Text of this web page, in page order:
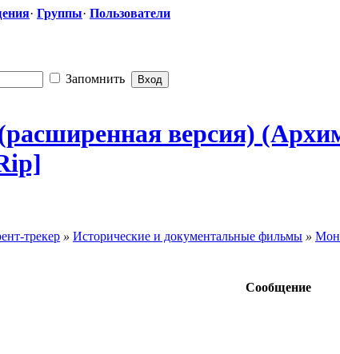
· Группы· Пользователи
Запомнить
версия)
трекер » Исторические и документальные фильмы »
Сообщение